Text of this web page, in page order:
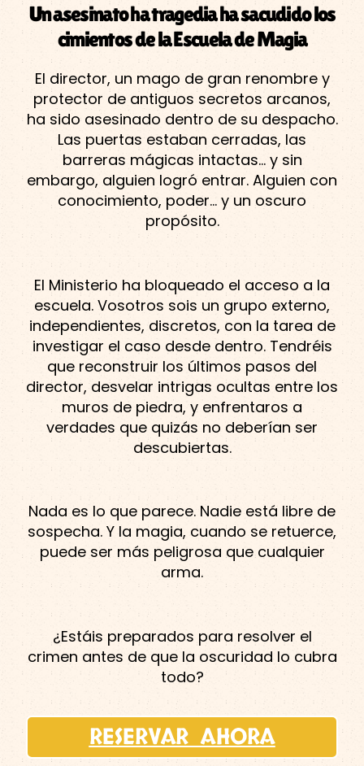
Un asesinato ha tragedia ha sacudido los
cimientos de la Escuela de Magia
El director, un mago de gran renombre y
protector de antiguos secretos arcanos,
ha sido asesinado dentro de su despacho.
Las puertas estaban cerradas, las
barreras mágicas intactas… y sin
embargo, alguien logró entrar. Alguien con
conocimiento, poder… y un oscuro
propósito.
El Ministerio ha bloqueado el acceso a la
escuela. Vosotros sois un grupo externo,
independientes, discretos, con la tarea de
investigar el caso desde dentro. Tendréis
que reconstruir los últimos pasos del
director, desvelar intrigas ocultas entre los
muros de piedra, y enfrentaros a
verdades que quizás no deberían ser
descubiertas.
Nada es lo que parece. Nadie está libre de
sospecha. Y la magia, cuando se retuerce,
puede ser más peligrosa que cualquier
arma.
¿Estáis preparados para resolver el
crimen antes de que la oscuridad lo cubra
todo?
RESERVAR AHORA